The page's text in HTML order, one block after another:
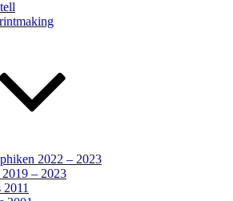
2022 – 2023
2019 – 2023